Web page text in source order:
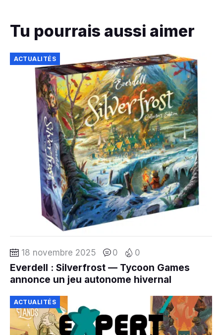
Tu pourrais aussi aimer
ACTUALITÉS
18 novembre 2025 0 0
Everdell : Silverfrost — Tycoon Games
annonce un jeu autonome hivernal
ACTUALITÉS